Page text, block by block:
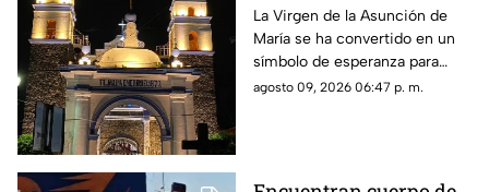
Asunción de María en
Morelos
La Virgen de la Asunción de
María se ha convertido en un
símbolo de esperanza para
miles de creyentes.
agosto 09, 2026 06:47 p. m.